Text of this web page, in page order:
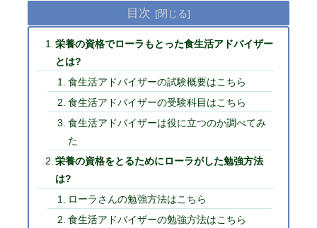
目次
栄養の資格でローラもとった食生活アドバイザー
とは?
食生活アドバイザーの試験概要はこちら
食生活アドバイザーの受験科目はこちら
食生活アドバイザーは役に立つのか調べてみ
た
栄養の資格をとるためにローラがした勉強方法
は?
ローラさんの勉強方法はこちら
食生活アドバイザーの勉強方法はこちら